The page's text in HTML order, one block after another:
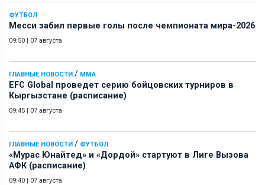
ФУТБОЛ
Месси забил первые голы после чемпионата мира-2026
09:50 | 07 августа
ГЛАВНЫЕ НОВОСТИ / ММА
EFC Global проведет серию бойцовских турниров в
Кыргызстане (расписание)
09:45 | 07 августа
ГЛАВНЫЕ НОВОСТИ / ФУТБОЛ
«Мурас Юнайтед» и «Дордой» стартуют в Лиге Вызова
АФК (расписание)
09:40 | 07 августа